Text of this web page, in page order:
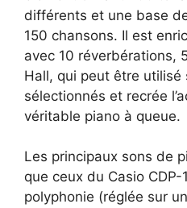
différents et une base
150 chansons. Il est
avec 10 réverbérations,
Hall, qui peut être utilisé
sélectionnés et recrée
véritable piano à queue.
Les principaux sons de
que ceux du Casio
polyphonie (réglée sur